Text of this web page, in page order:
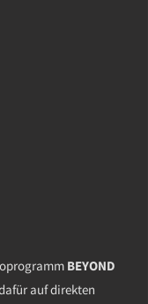
BEYOND
auf direkten